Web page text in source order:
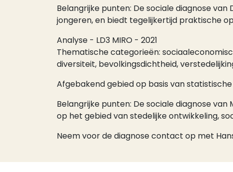
Belangrijke punten: De sociale diagnose
jongeren, en biedt tegelijkertijd praktische
Analyse - LD3 MIRO - 2021
Thematische categorieën:
diversiteit, bevolkingsdichtheid,
Afgebakend gebied op basis van
Belangrijke punten: De sociale diagnose
op het gebied van stedelijke ontwikkeling,
Neem voor de diagnose contact op met